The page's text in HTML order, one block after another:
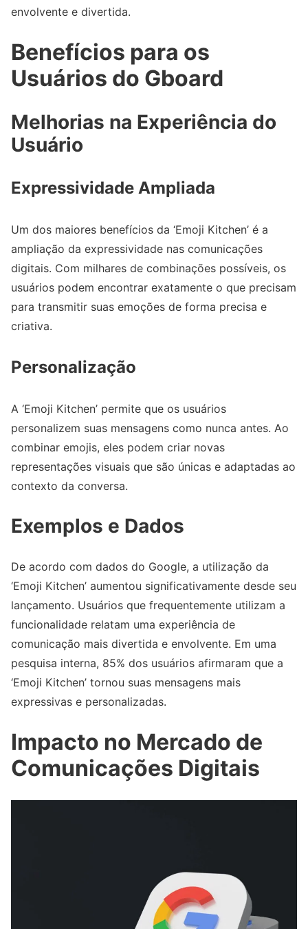
envolvente e divertida.
Benefícios para os
Usuários do Gboard
Melhorias na Experiência do
Usuário
Expressividade Ampliada
Um dos maiores benefícios da ‘Emoji Kitchen’ é a
ampliação da expressividade nas comunicações
digitais. Com milhares de combinações possíveis, os
usuários podem encontrar exatamente o que precisam
para transmitir suas emoções de forma precisa e
criativa.
Personalização
A ‘Emoji Kitchen’ permite que os usuários
personalizem suas mensagens como nunca antes. Ao
combinar emojis, eles podem criar novas
representações visuais que são únicas e adaptadas ao
contexto da conversa.
Exemplos e Dados
De acordo com dados do Google, a utilização da
‘Emoji Kitchen’ aumentou significativamente desde seu
lançamento. Usuários que frequentemente utilizam a
funcionalidade relatam uma experiência de
comunicação mais divertida e envolvente. Em uma
pesquisa interna, 85% dos usuários afirmaram que a
‘Emoji Kitchen’ tornou suas mensagens mais
expressivas e personalizadas.
Impacto no Mercado de
Comunicações Digitais